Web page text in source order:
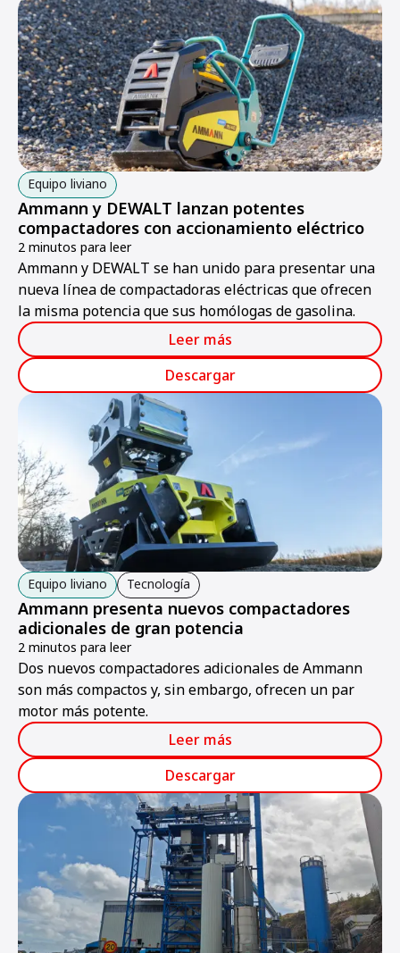
Equipo liviano
Ammann y DEWALT lanzan potentes
compactadores con accionamiento eléctrico
2 minutos para leer
Ammann y DEWALT se han unido para presentar una
nueva línea de compactadoras eléctricas que ofrecen
la misma potencia que sus homólogas de gasolina.
Leer más
Descargar
Equipo liviano Tecnología
Ammann presenta nuevos compactadores
adicionales de gran potencia
2 minutos para leer
Dos nuevos compactadores adicionales de Ammann
son más compactos y, sin embargo, ofrecen un par
motor más potente.
Leer más
Descargar